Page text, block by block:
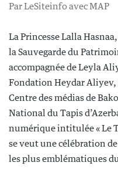
Par LeSiteinfo avec MAP
La Princesse Lalla
la Sauvegarde du
accompagnée de Leyla
Fondation Heydar Aliyev,
Centre des médias de
National du Tapis
numérique intitulée « Le
se veut une célébration
les plus emblématiques